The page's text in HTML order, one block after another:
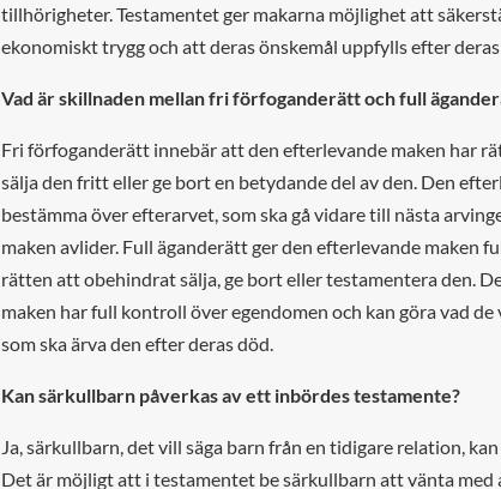
tillhörigheter. Testamentet ger makarna möjlighet att
ekonomiskt trygg och att deras önskemål uppfylls efter
Vad är skillnaden mellan fri förfoganderätt och full
Fri förfoganderätt innebär att den efterlevande maken har
sälja den fritt eller ge bort en betydande del av den. Den
bestämma över efterarvet, som ska gå vidare till nästa
maken avlider. Full äganderätt ger den efterlevande maken
rätten att obehindrat sälja, ge bort eller testamentera den.
maken har full kontroll över egendomen och kan göra vad
som ska ärva den efter deras död.
Kan särkullbarn påverkas av ett inbördes testamente?
Ja, särkullbarn, det vill säga barn från en tidigare relation,
Det är möjligt att i testamentet be särkullbarn att vänta